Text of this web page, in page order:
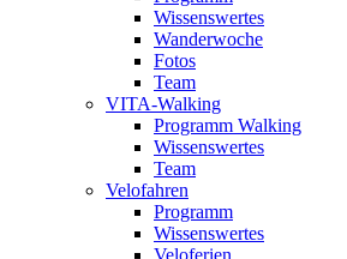
Wissenswertes
Wanderwoche
Fotos
Team
VITA-Walking
Programm Walking
Wissenswertes
Team
Velofahren
Programm
Wissenswertes
Veloferien